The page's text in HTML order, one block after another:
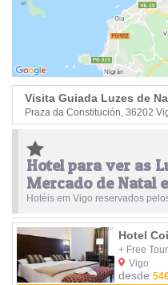
Visita Guiada Luzes de
Praza da Constitución, 36202
Hotel para ver as
Mercado de Natal
Hotéis em Vigo reservados
Hotel
+ Free
Vigo
desde